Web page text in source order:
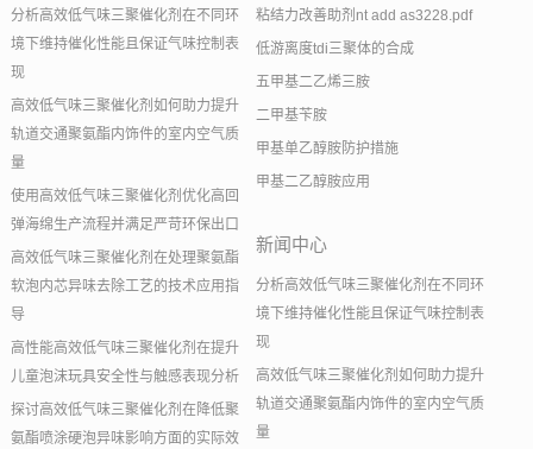
分析高效低气味三聚催化剂在不同环
境下维持催化性能且保证气味控制表
现
高效低气味三聚催化剂如何助力提升
轨道交通聚氨酯内饰件的室内空气质
量
使用高效低气味三聚催化剂优化高回
弹海绵生产流程并满足严苛环保出口
高效低气味三聚催化剂在处理聚氨酯
软泡内芯异味去除工艺的技术应用指
导
高性能高效低气味三聚催化剂在提升
儿童泡沫玩具安全性与触感表现分析
探讨高效低气味三聚催化剂在降低聚
氨酯喷涂硬泡异味影响方面的实际效
粘结力改善助剂nt add as3228.pdf
低游离度tdi三聚体的合成
五甲基二乙烯三胺
二甲基苄胺
甲基单乙醇胺防护措施
甲基二乙醇胺应用
新闻中心
分析高效低气味三聚催化剂在不同环
境下维持催化性能且保证气味控制表
现
高效低气味三聚催化剂如何助力提升
轨道交通聚氨酯内饰件的室内空气质
量